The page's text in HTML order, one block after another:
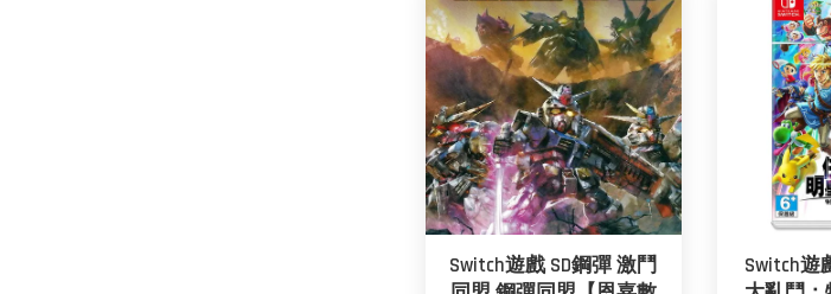
Switch遊戲 SD鋼彈 激鬥
Switch遊